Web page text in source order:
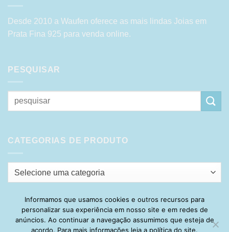
Desde 2010 a Waufen oferece as mais lindas Joias em
Prata Fina 925 para venda online.
PESQUISAR
Pesquisar
por:
CATEGORIAS DE PRODUTO
Selecione uma categoria
Visa PayPal Stripe MasterCard
Cash
On
Informamos que usamos cookies e outros recursos para
personalizar sua experiência em nosso site e em redes de
anúncios. Ao continuar a navegação assumimos que esteja de
acordo. Para mais informações leia a política do site.